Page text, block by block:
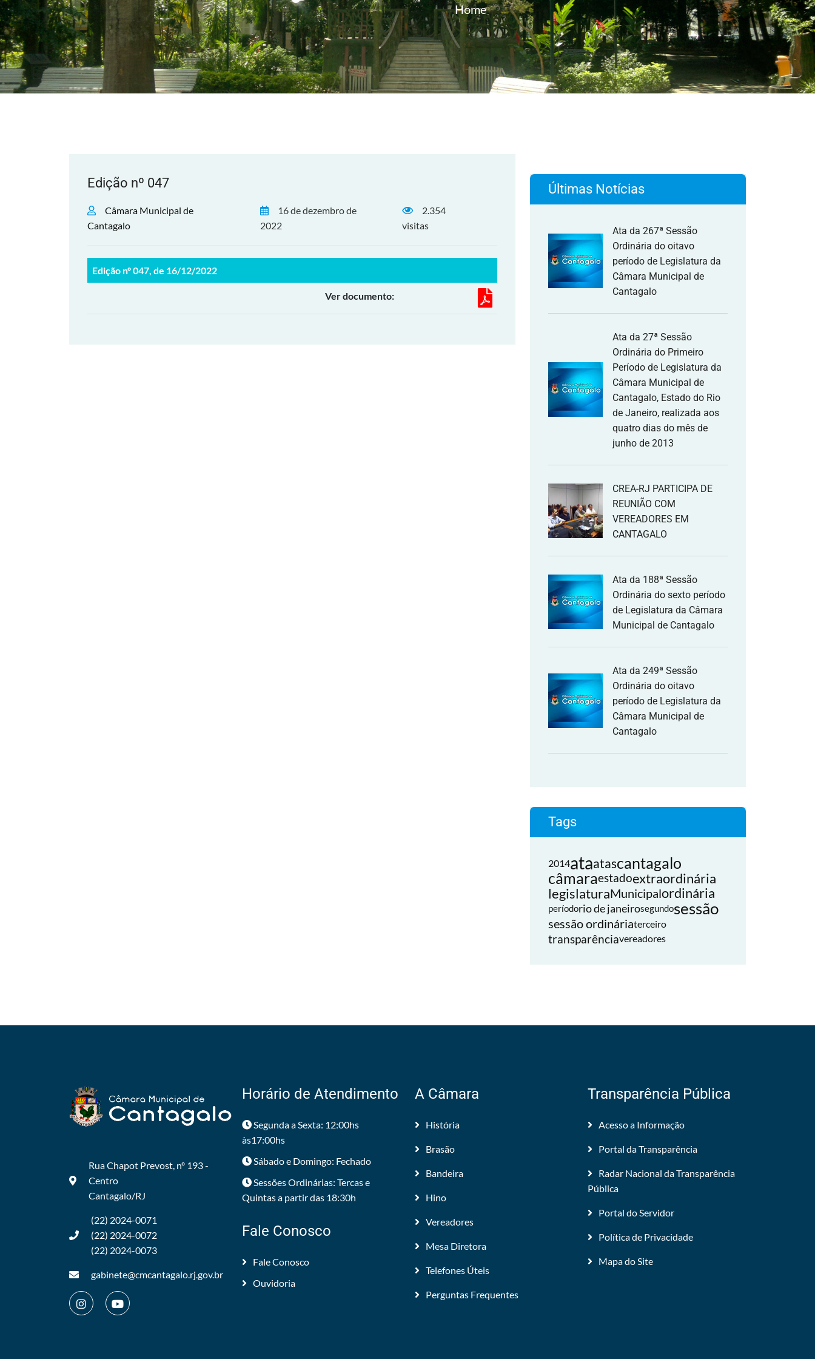
Home
Edição nº 047
Câmara Municipal de
Cantagalo
16 de dezembro de
2022
2.354
visitas
Edição nº 047, de 16/12/2022
Ver documento:
Últimas Notícias
Ata da 267ª Sessão
Ordinária do oitavo
período de Legislatura da
Câmara Municipal de
Cantagalo
Ata da 27ª Sessão
Ordinária do Primeiro
Período de Legislatura da
Câmara Municipal de
Cantagalo, Estado do Rio
de Janeiro, realizada aos
quatro dias do mês de
junho de 2013
CREA-RJ PARTICIPA DE
REUNIÃO COM
VEREADORES EM
CANTAGALO
Ata da 188ª Sessão
Ordinária do sexto período
de Legislatura da Câmara
Municipal de Cantagalo
Ata da 249ª Sessão
Ordinária do oitavo
período de Legislatura da
Câmara Municipal de
Cantagalo
Tags
2014ataatascantagalo
câmaraestadoextraordinária
legislaturaMunicipalordinária
períodorio de janeirosegundosessão
sessão ordináriaterceiro
transparênciavereadores
Rua Chapot Prevost, nº 193 -
Centro
Cantagalo/RJ
(22) 2024-0071
(22) 2024-0072
(22) 2024-0073
gabinete@cmcantagalo.rj.gov.br
Horário de Atendimento
Segunda a Sexta: 12:00hs
às17:00hs
Sábado e Domingo: Fechado
Sessões Ordinárias: Tercas e
Quintas a partir das 18:30h
Fale Conosco
Fale Conosco
Ouvidoria
A Câmara
História
Brasão
Bandeira
Hino
Vereadores
Mesa Diretora
Telefones Úteis
Perguntas Frequentes
Transparência Pública
Acesso a Informação
Portal da Transparência
Radar Nacional da Transparência
Pública
Portal do Servidor
Política de Privacidade
Mapa do Site